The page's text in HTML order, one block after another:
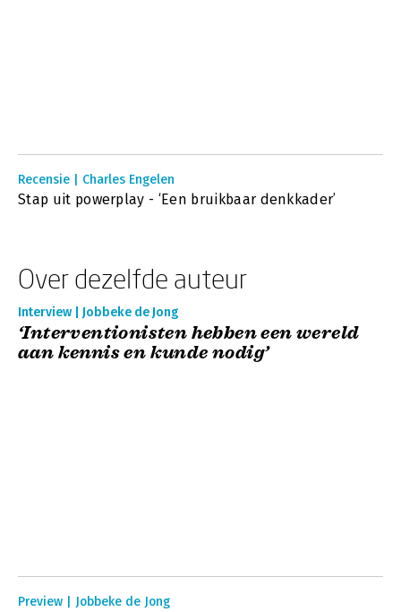
Recensie | Charles Engelen
Stap uit powerplay - ‘Een bruikbaar denkkader’
Over dezelfde auteur
Interview | Jobbeke de Jong
‘Interventionisten hebben een wereld
aan kennis en kunde nodig’
Preview | Jobbeke de Jong